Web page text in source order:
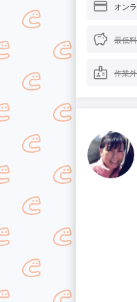
オン
最低
作業